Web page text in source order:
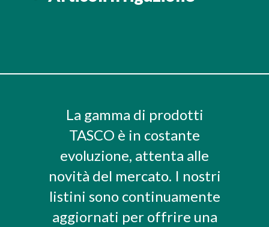
La gamma di prodotti
TASCO è in costante
evoluzione, attenta alle
novità del mercato. I nostri
listini sono continuamente
aggiornati per offrire una